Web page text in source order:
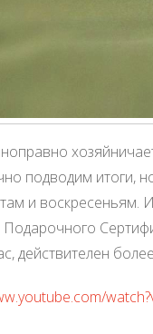
подводим итоги,
и воскресеньям.
Подарочного
действителен